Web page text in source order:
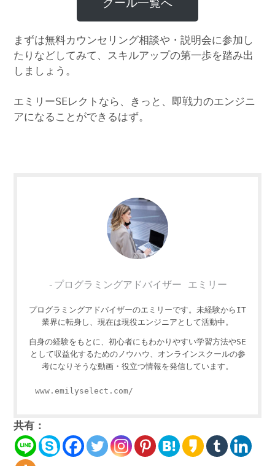
まずは無料カウンセリング相談や・説明会に参加し
たりなどしてみて、スキルアップの第一歩を踏み出
しましょう。
エミリーSEレクトなら、きっと、即戦力のエンジニ
アになることができるはず。
-プログラミングアドバイザー エミリー
プログラミングアドバイザーのエミリーです。未経験からIT
業界に転身し、現在は現役エンジニアとして活動中。
自身の経験をもとに、初心者にもわかりやすい学習方法やSE
として収益化するためのノウハウ、オンラインスクールの参
考になりそうな動画・役立つ情報を発信しています。
www.emilyselect.com/
共有：